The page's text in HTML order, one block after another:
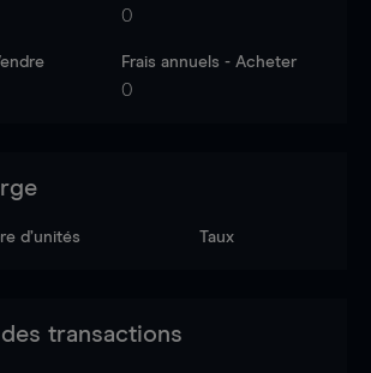
0
Frais annuels - Acheter
0
d’unités Taux
transactions